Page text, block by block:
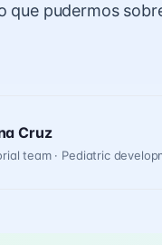
que pudermos
Cruz
team · Pediatric